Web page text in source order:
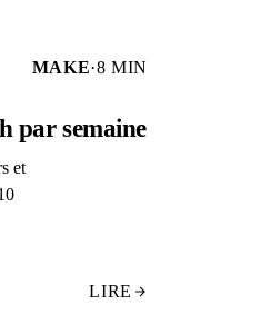
MAKE·8 MIN
par semaine
et
LIRE